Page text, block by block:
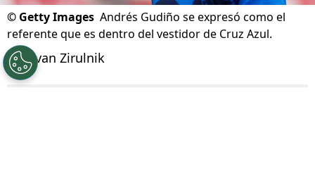
© Getty Images Andrés Gudiño se expresó como el
referente que es dentro del vestidor de Cruz Azul.
Por Ivan Zirulnik